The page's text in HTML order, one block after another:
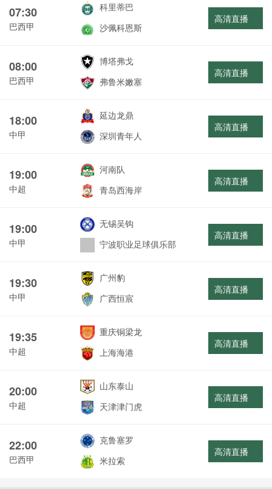
07:30
巴西甲
科里蒂巴
沙佩科恩斯
高清直播
08:00
巴西甲
博塔弗戈
弗鲁米嫩塞
高清直播
18:00
中甲
延边龙鼎
深圳青年人
高清直播
19:00
中超
河南队
青岛西海岸
高清直播
19:00
中甲
无锡吴钩
宁波职业足球俱乐部
高清直播
19:30
中甲
广州豹
广西恒宸
高清直播
19:35
中超
重庆铜梁龙
上海海港
高清直播
20:00
中超
山东泰山
天津津门虎
高清直播
22:00
巴西甲
克鲁塞罗
米拉索
高清直播